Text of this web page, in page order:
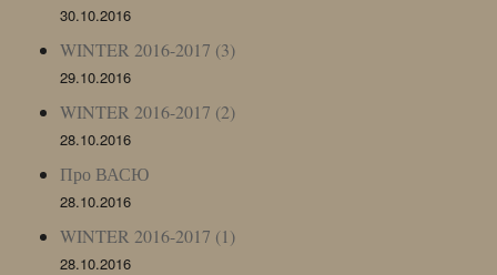
30.10.2016
WINTER 2016-2017 (3)
29.10.2016
WINTER 2016-2017 (2)
28.10.2016
Про ВАСЮ
28.10.2016
WINTER 2016-2017 (1)
28.10.2016